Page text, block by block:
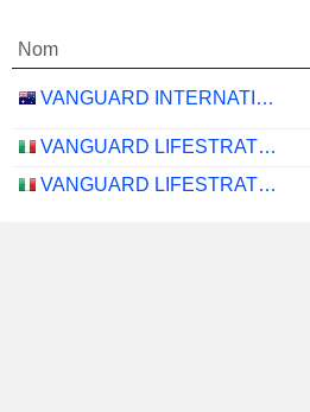
Nom
VANGUARD INTERNATIONAL EQUITY INDEX FUNDS - VANGUARD FTSE ALL-WORLD EX-US ETF
VANGUARD LIFESTRATEGY 40% EQUITY UCITS ETF - DISTRIBUTING - EUR
VANGUARD LIFESTRATEGY 20% EQUITY UCITS ETF - DISTRIBUTING - EUR